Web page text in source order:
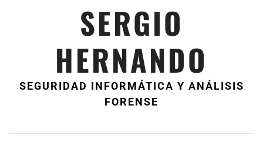
SERGIO
HERNANDO
SEGURIDAD INFORMÁTICA Y ANÁLISIS
FORENSE